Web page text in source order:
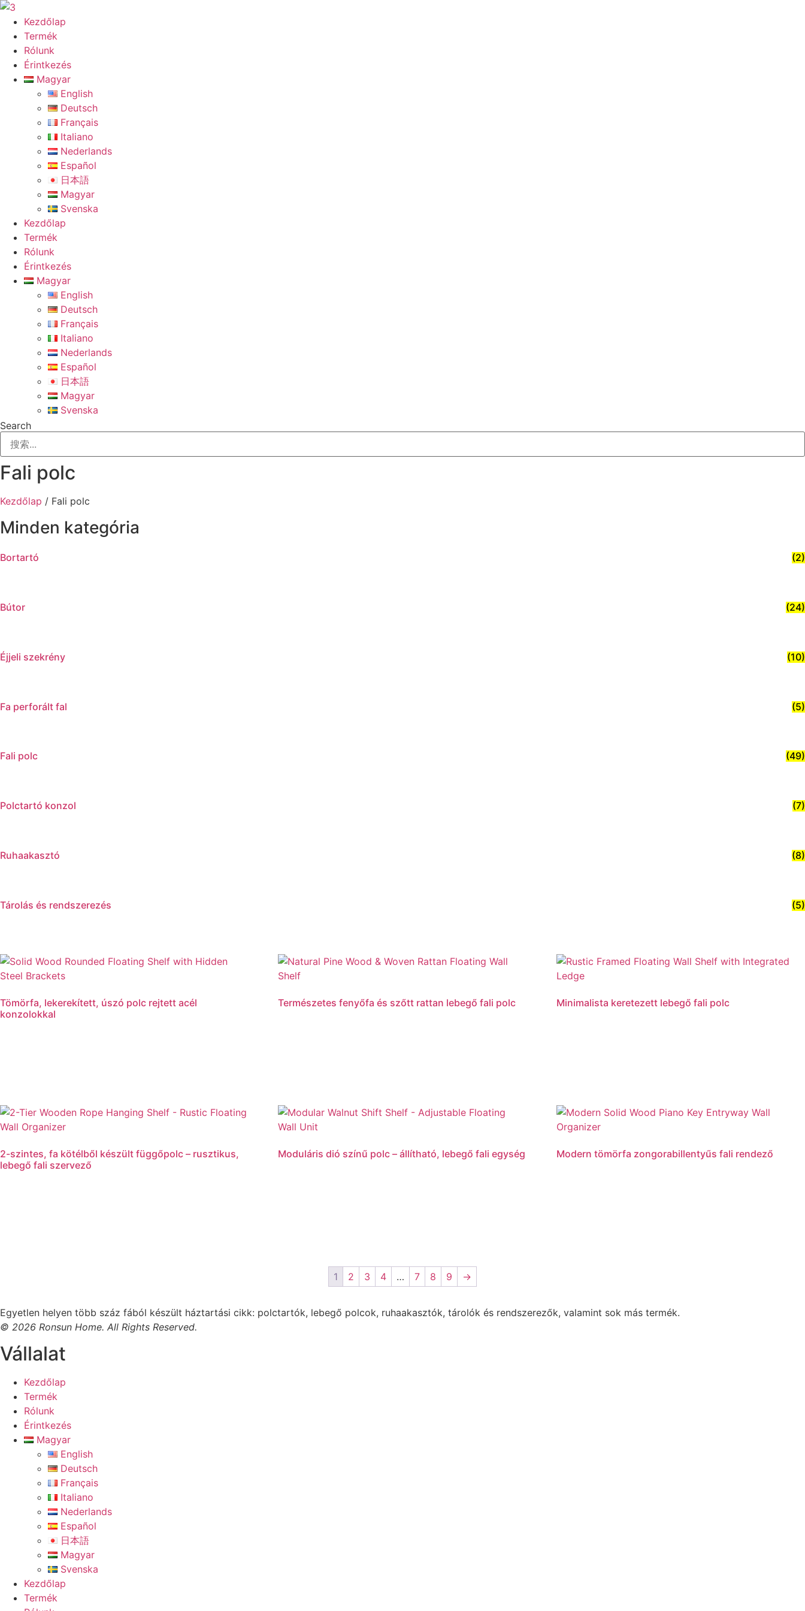
Ugrás
tartalomhoz
Kezdőlap
Termék
Rólunk
Érintkezés
Magyar
English
Deutsch
Français
Italiano
Nederlands
Español
日本語
Magyar
Svenska
Kezdőlap
Termék
Rólunk
Érintkezés
Magyar
English
Deutsch
Français
Italiano
Nederlands
Español
日本語
Magyar
Svenska
Search
Fali polc
Kezdőlap / Fali polc
Minden kategória
Bortartó (2)
Bútor (24)
Éjjeli szekrény (10)
Fa perforált fal (5)
Fali polc (49)
Polctartó konzol (7)
Ruhaakasztó (8)
Tárolás és rendszerezés (5)
Tömörfa, lekerekített, úszó polc rejtett acél
konzolokkal
Természetes fenyőfa és szőtt rattan lebegő fali polc Minimalista keretezett lebegő fali polc
2-szintes, fa kötélből készült függőpolc – rusztikus,
lebegő fali szervező
Moduláris dió színű polc – állítható, lebegő fali egység Modern tömörfa zongorabillentyűs fali rendező
1 2 3 4 … 7 8 9 →
Egyetlen helyen több száz fából készült háztartási cikk: polctartók, lebegő polcok, ruhaakasztók, tárolók és rendszerezők, valamint sok más termék.
© 2026 Ronsun Home. All Rights Reserved.
Vállalat
Kezdőlap
Termék
Rólunk
Érintkezés
Magyar
English
Deutsch
Français
Italiano
Nederlands
Español
日本語
Magyar
Svenska
Kezdőlap
Termék